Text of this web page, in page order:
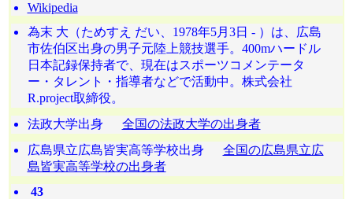
Wikipedia
為末 大（ためすえ だい、1978年5月3日 - ）は、広島
市佐伯区出身の男子元陸上競技選手。400mハードル
日本記録保持者で、現在はスポーツコメンテータ
ー・タレント・指導者などで活動中。株式会社
R.project取締役。
法政大学出身 全国の法政大学の出身者
広島県立広島皆実高等学校出身 全国の広島県立広
島皆実高等学校の出身者
43